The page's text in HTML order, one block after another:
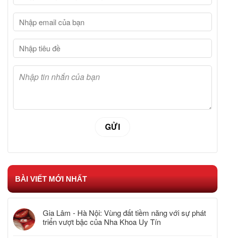
BÀI VIẾT MỚI NHẤT
Gia Lâm - Hà Nội: Vùng đất tiềm năng với sự phát
triển vượt bậc của Nha Khoa Uy Tín